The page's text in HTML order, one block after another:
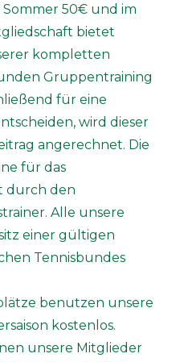
50€ und im
bietet
kompletten
Gruppentraining
für eine
wird dieser
angerechnet. Die
für das
durch den
Alle unsere
einer gültigen
Tennisbundes
benutzen unsere
kostenlos.
unsere Mitglieder